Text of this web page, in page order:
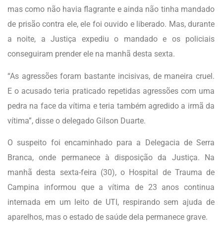
mas como não havia flagrante e ainda não tinha mandado
de prisão contra ele, ele foi ouvido e liberado. Mas, durante
a noite, a Justiça expediu o mandado e os policiais
conseguiram prender ele na manhã desta sexta.
“As agressões foram bastante incisivas, de maneira cruel.
E o acusado teria praticado repetidas agressões com uma
pedra na face da vítima e teria também agredido a irmã da
vítima”, disse o delegado Gilson Duarte.
O suspeito foi encaminhado para a Delegacia de Serra
Branca, onde permanece à disposição da Justiça. Na
manhã desta sexta-feira (30), o Hospital de Trauma de
Campina informou que a vítima de 23 anos continua
internada em um leito de UTI, respirando sem ajuda de
aparelhos, mas o estado de saúde dela permanece grave.